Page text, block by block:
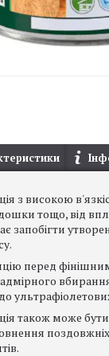
з високою
тощо, від
запобігти
перед
до
також може